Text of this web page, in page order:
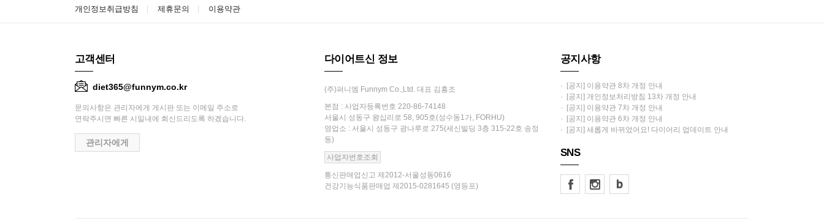
개인정보취급방침 제휴문의 이용약관
고객센터
diet365@funnym.co.kr
문의사항은 관리자에게 게시판 또는 이메일 주소로
연락주시면 빠른 시일내에 회신드리도록 하겠습니다.
관리자에게
다이어트신 정보
(주)퍼니엠 Funnym Co.,Ltd. 대표 김흥조
본점 : 사업자등록번호 220-86-74148
서울시 성동구 왕십리로 58, 905호(성수동1가, FORHU)
영업소 : 서울시 성동구 광나루로 275(세신빌딩 3층 315-22호 송정
동)
사업자번호조회
통신판매업신고 제2012-서울성동0616
건강기능식품판매업 제2015-0281645 (영등포)
공지사항
· [공지] 이용약관 8차 개정 안내
· [공지] 개인정보처리방침 13차 개정 안내
· [공지] 이용약관 7차 개정 안내
· [공지] 이용약관 6차 개정 안내
· [공지] 새롭게 바뀌었어요! 다이어리 업데이트 안내
SNS